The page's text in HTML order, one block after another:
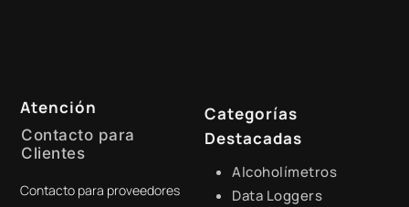
Atención
Contacto para
Clientes
+51 941 525 454
Contacto para proveedores
Categorías
Destacadas
Alcoholímetros
Data Loggers